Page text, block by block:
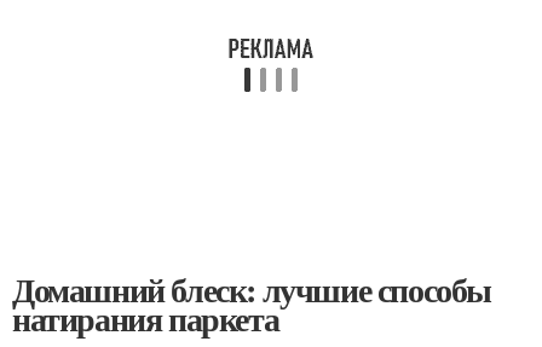
Домашний блеск: лучшие способы
натирания паркета